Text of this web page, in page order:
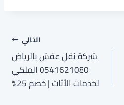
التالي
شركة نقل عفش بالرياض
0541621080 الملكي
لخدمات الأثاث | خصم 25%